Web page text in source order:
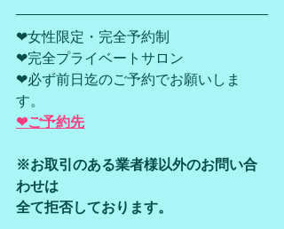
❤女性限定・完全予約制
❤完全プライベートサロン
❤必ず前日迄のご予約でお願いしま
す。
❤ご予約先
※お取引のある業者様以外のお問い合
わせは
全て拒否しております。